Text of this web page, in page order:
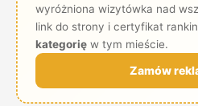
wyróżniona wizytówka nad
link do strony i certyfikat
kategorięw tym mieście.
Zamów